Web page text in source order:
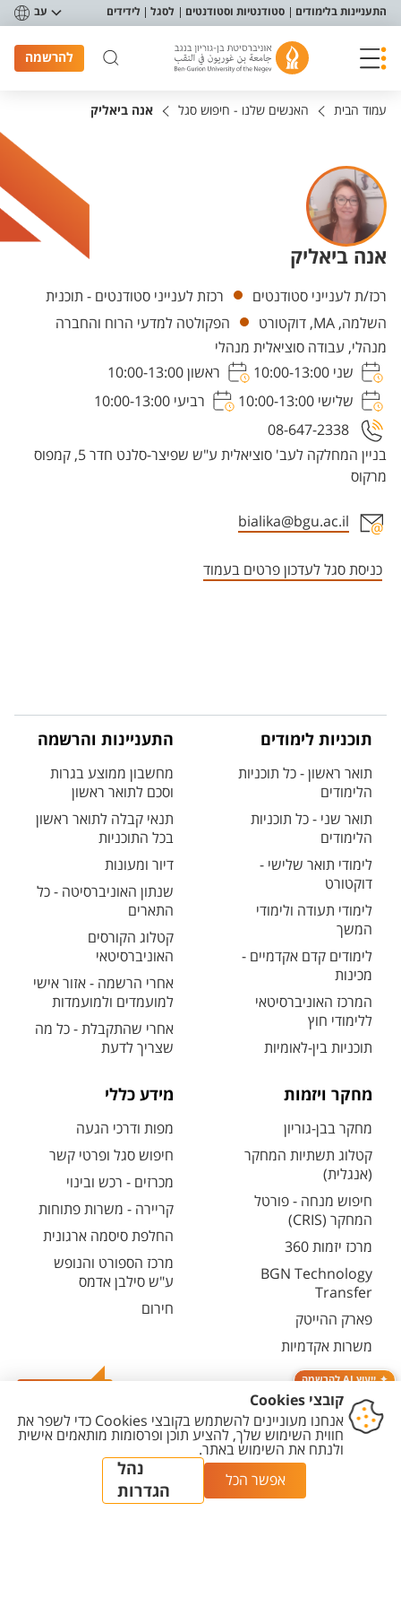
תפריט נגישות
התעניינות בלימודים סטודנטיות וסטודנטים לסגל לידידים עב
להרשמה
ייעוץ AI להרשמה
עמוד הבית האנשים שלנו - חיפוש סגל אנה ביאליק
אנה ביאליק
יחידות
רכז/ת לענייני סטודנטים
רכזת לענייני סטודנטים - תוכנית
השלמה, MA, דוקטורט
הפקולטה למדעי הרוח והחברה
מנהלי, עבודה סוציאלית מנהלי
בניין המחלקה לעב' סוציאלית ע"ש שפיצר-סלנט חדר 5, קמפוס
מרקוס
שני 10:00-13:00
ראשון 10:00-13:00
שלישי 10:00-13:00
רביעי 10:00-13:00
08-647-2338
bialika@bgu.ac.il
כניסת סגל לעדכון פרטים בעמוד
תוכניות לימודים
תואר ראשון - כל תוכניות
הלימודים
תואר שני - כל תוכניות
הלימודים
לימודי תואר שלישי -
דוקטורט
לימודי תעודה ולימודי
המשך
לימודים קדם אקדמיים -
מכינות
המרכז האוניברסיטאי
ללימודי חוץ
תוכניות בין-לאומיות
התעניינות והרשמה
מחשבון ממוצע בגרות
וסכם לתואר ראשון
תנאי קבלה לתואר ראשון
בכל התוכניות
דיור ומעונות
שנתון האוניברסיטה - כל
התארים
קטלוג הקורסים
האוניברסיטאי
אחרי הרשמה - אזור אישי
למועמדים ולמועמדות
אחרי שהתקבלת - כל מה
שצריך לדעת
מחקר ויזמות
מחקר בבן-גוריון
קטלוג תשתיות המחקר
(אנגלית)
חיפוש מנחה - פורטל
המחקר (CRIS)
מרכז יזמות 360
BGN Technology
Transfer
פארק ההייטק
משרות אקדמיות
מידע כללי
מפות ודרכי הגעה
חיפוש סגל ופרטי קשר
מכרזים - רכש ובינוי
קריירה - משרות פתוחות
החלפת סיסמה ארגונית
מרכז הספורט והנופש
ע"ש סילבן אדמס
חירום
נגישות
מדיניות
מדיניות עריכת
תוכן